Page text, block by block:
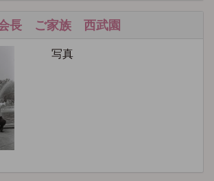
長 ご家族 西武園
写真